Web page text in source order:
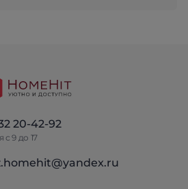
20-42-92
с 9 до 17